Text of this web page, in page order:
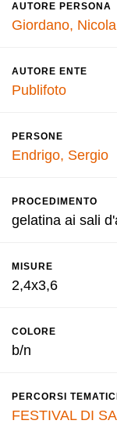
AUTORE PERSONA
Giordano, Nicola
AUTORE ENTE
Publifoto
PERSONE
Endrigo, Sergio
PROCEDIMENTO
gelatina ai sali
MISURE
2,4x3,6
COLORE
b/n
PERCORSI TEMATICI
FESTIVAL DI